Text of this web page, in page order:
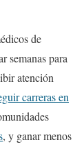
de
semanas para
atención
carreras en
, y ganar menos